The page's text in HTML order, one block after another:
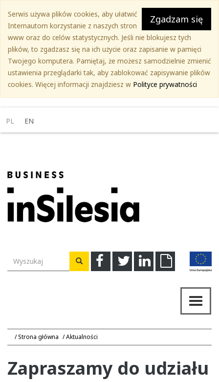
treści
głównej
Zgadzam się
Serwis używa plików cookies, aby ułatwić
Internautom korzystanie z naszych stron
www oraz do celów statystycznych. Jeśli nie blokujesz tych
plików, to zgadzasz się na ich użycie oraz zapisanie w pamięci
Twojego komputera. Pamiętaj, że możesz samodzielnie zmienić
ustawienia przeglądarki tak, aby zablokować zapisywanie plików
cookies. Więcej informacji znajdziesz w Polityce prywatności
PL EN
FacebookTwitterLinkedinDownload
Wyszukiwarka Wyszukaj
Strona główna Aktualności
Zapraszamy do udziału